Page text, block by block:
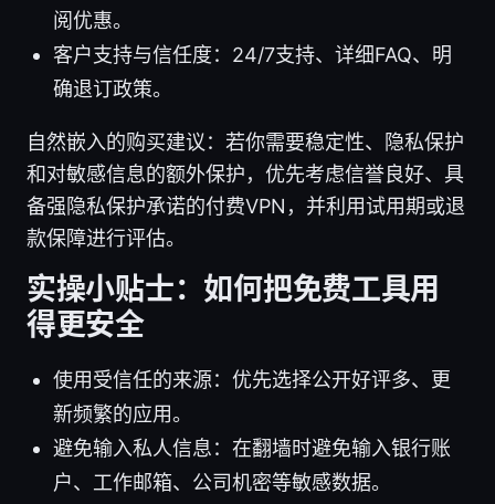
阅优惠。
客户支持与信任度：24/7支持、详细FAQ、明
确退订政策。
自然嵌入的购买建议：若你需要稳定性、隐私保护
和对敏感信息的额外保护，优先考虑信誉良好、具
备强隐私保护承诺的付费VPN，并利用试用期或退
款保障进行评估。
实操小贴士：如何把免费工具用
得更安全
使用受信任的来源：优先选择公开好评多、更
新频繁的应用。
避免输入私人信息：在翻墙时避免输入银行账
户、工作邮箱、公司机密等敏感数据。